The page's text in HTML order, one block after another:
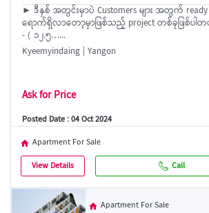
► ဒီနှစ် အတွင်းမှာပဲ Customers များ အတွက်
ရောက်ရှိလာတော့မှာဖြစ်သည့် project တစ်ခုဖြစ်ပ
- ( ၁၂.၅…...
Kyeemyindaing | Yangon
Ask for Price
Posted Date : 04 Oct 2024
Apartment For Sale
View Details
Call
Apartment For Sale